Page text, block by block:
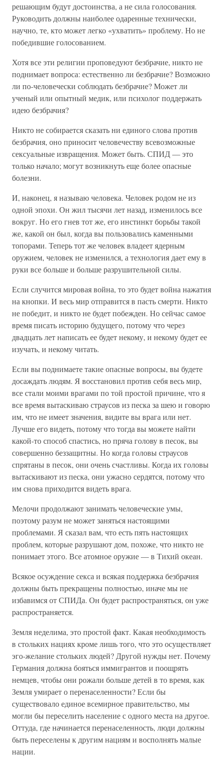
решающим будут достоинства, а не сила голосования.
Руководить должны наиболее одаренные технически,
научно, те, кто может легко «ухватить» проблему. Но не
победившие голосованием.
Хотя все эти религии проповедуют безбрачие, никто не
поднимает вопроса: естественно ли безбрачие? Возможно
ли по-человечески соблюдать безбрачие? Может ли
ученый или опытный медик, или психолог поддержать
идею безбрачия?
Никто не собирается сказать ни единого слова против
безбрачия, оно приносит человечеству всевозможные
сексуальные извращения. Может быть. СПИД — это
только начало; могут возникнуть еще более опасные
болезни.
И, наконец, я называю человека. Человек родом не из
одной эпохи. Он жил тысячи лет назад, изменилось все
вокруг. Но его гнев тот же, его инстинкт борьбы такой
же, какой он был, когда вы пользовались каменными
топорами. Теперь тот же человек владеет ядерным
оружием, человек не изменился, а технология дает ему в
руки все больше и больше разрушительной силы.
Если случится мировая война, то это будет война нажатия
на кнопки. И весь мир отправится в пасть смерти. Никто
не победит, и никто не будет побежден. Но сейчас самое
время писать историю будущего, потому что через
двадцать лет написать ее будет некому, и некому будет ее
изучать, и некому читать.
Если вы поднимаете такие опасные вопросы, вы будете
досаждать людям. Я восстановил против себя весь мир,
все стали моими врагами по той простой причине, что я
все время вытаскиваю страусов из песка за шею и говорю
им, что не имеет значения, видите вы врага или нет.
Лучше его видеть, потому что тогда вы можете найти
какой-то способ спастись, но пряча голову в песок, вы
совершенно беззащитны. Но когда головы страусов
спрятаны в песок, они очень счастливы. Когда их головы
вытаскивают из песка, они ужасно сердятся, потому что
им снова приходится видеть врага.
Мелочи продолжают занимать человеческие умы,
поэтому разум не может заняться настоящими
проблемами. Я сказал вам, что есть пять настоящих
проблем, которые разрушают дом, похоже, что никто не
понимает этого. Все атомное оружие — в Тихий океан.
Всякое осуждение секса и всякая поддержка безбрачия
должны быть прекращены полностью, иначе мы не
избавимся от СПИДа. Он будет распространяться, он уже
распространяется.
Земля неделима, это простой факт. Какая необходимость
в стольких нациях кроме лишь того, что это осуществляет
эго-желание стольких людей? Другой нужды нет. Почему
Германия должна бояться иммигрантов и поощрять
немцев, чтобы они рожали больше детей в то время, как
Земля умирает о перенаселенности? Если бы
существовало единое всемирное правительство, мы
могли бы переселить население с одного места на другое.
Оттуда, где начинается перенаселенность, люди должны
быть переселены к другим нациям и восполнять малые
нации.